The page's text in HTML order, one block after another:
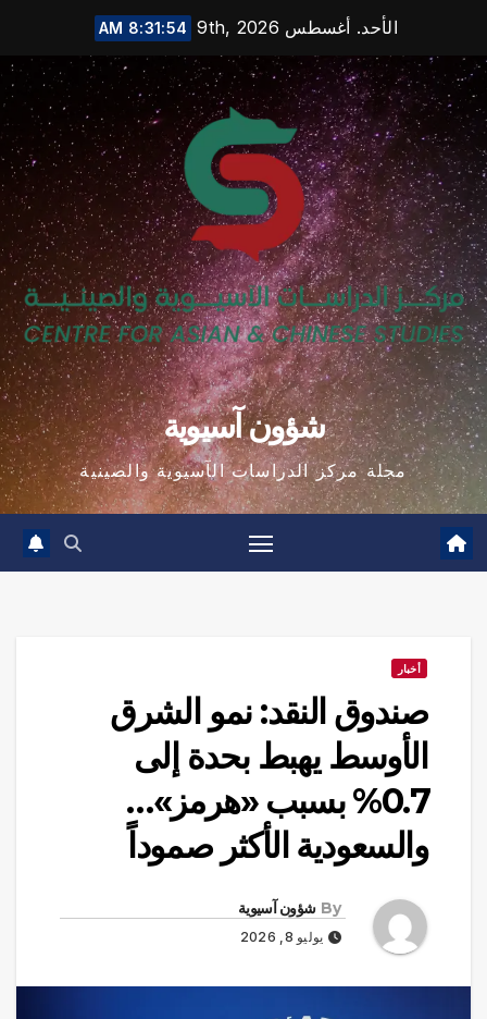
content
الأحد. أغسطس 9th, 2026 8:31:55 AM
شؤون آسيوية
مجلة مركز الدراسات الآسيوية والصينية
أخبار
صندوق النقد: نمو الشرق
الأوسط يهبط بحدة إلى
0.7% بسبب «هرمز»…
والسعودية الأكثر صموداً
By شؤون آسيوية
يوليو 8, 2026